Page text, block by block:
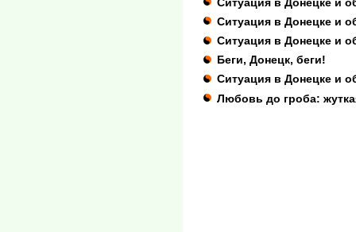
Ситуация в Донецке и
Ситуация в Донецке и
Беги, Донецк, беги!
Ситуация в Донецке и
Любовь до гроба: